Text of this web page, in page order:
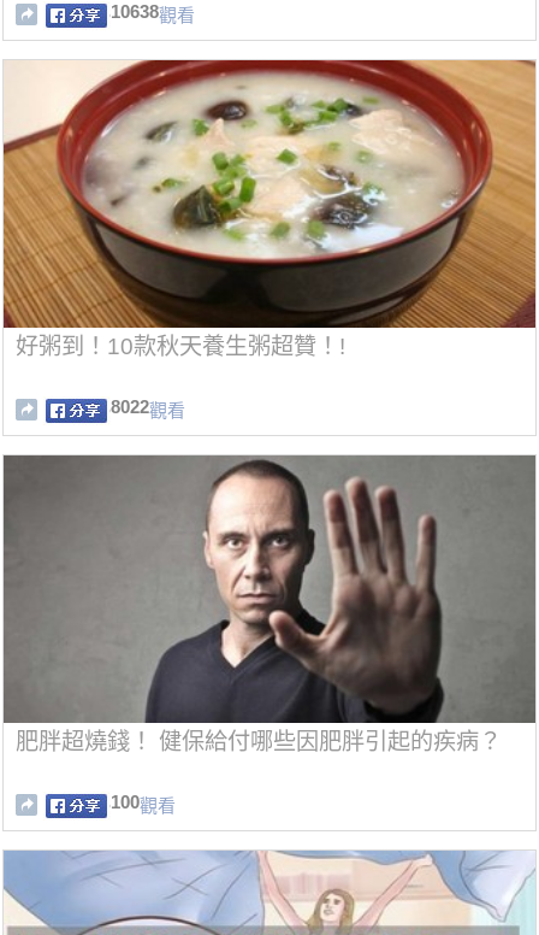
10638觀看
好粥到！10款秋天養生粥超贊！!
8022觀看
肥胖超燒錢！ 健保給付哪些因肥胖引起的疾病？
100觀看